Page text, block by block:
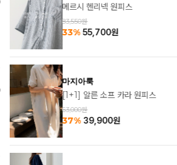
메르시 헨리넥 원피스
83,550원
33% 55,700원
마지아룩
[1+1] 알른 소프 카라 원피스
63,000원
37% 39,900원